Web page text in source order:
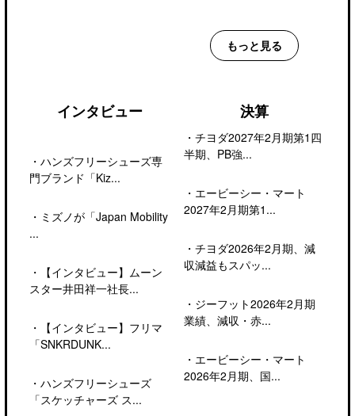
もっと見る
インタビュー
・ ハンズフリーシューズ専
門ブランド「Kiz...
・ ミズノが「Japan Mobility
...
・
【インタビュー】ムーン
スター井田祥一社長...
・
【インタビュー】フリマ
「SNKRDUNK...
・ ハンズフリーシューズ
「スケッチャーズ ス...
決算
・ チヨダ2027年2月期第1四
半期、PB強...
・ エービーシー・マート
2027年2月期第1...
・ チヨダ2026年2月期、減
収減益もスパッ...
・ ジーフット2026年2月期
業績、減収・赤...
・ エービーシー・マート
2026年2月期、国...